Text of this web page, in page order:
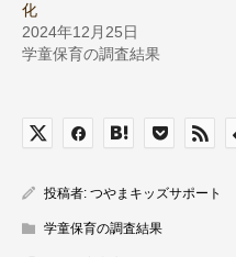
化
2024年12月25日
学童保育の調査結果
投稿者: つやまキッズサポート
学童保育の調査結果